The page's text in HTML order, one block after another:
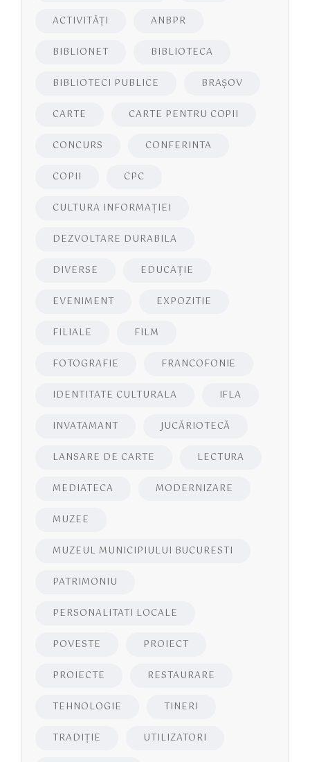
ACTIVITĂŢI ANBPR
BIBLIONET BIBLIOTECA
BIBLIOTECI PUBLICE BRAŞOV
CARTE CARTE PENTRU COPII
CONCURS CONFERINTA
COPII CPC
CULTURA INFORMAŢIEI
DEZVOLTARE DURABILA
DIVERSE EDUCAŢIE
EVENIMENT EXPOZITIE
FILIALE FILM
FOTOGRAFIE FRANCOFONIE
IDENTITATE CULTURALA IFLA
INVATAMANT JUCĂRIOTECĂ
LANSARE DE CARTE LECTURA
MEDIATECA MODERNIZARE
MUZEE
MUZEUL MUNICIPIULUI BUCURESTI
PATRIMONIU
PERSONALITATI LOCALE
POVESTE PROIECT
PROIECTE RESTAURARE
TEHNOLOGIE TINERI
TRADIȚIE UTILIZATORI